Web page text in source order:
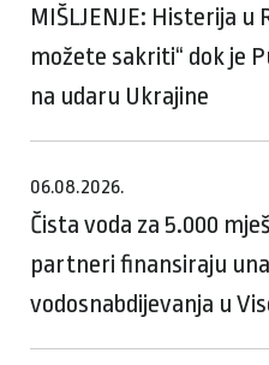
MIŠLJENJE: Histerija u
možete sakriti“ dok je
na udaru Ukrajine
06.08.2026.
Čista voda za 5.000
partneri finansiraju
vodosnabdijevanja u